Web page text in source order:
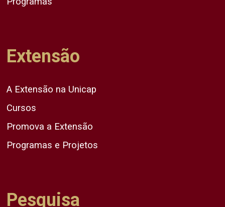
Extensão
A Extensão na Unicap
Cursos
Promova a Extensão
Programas e Projetos
Pesquisa